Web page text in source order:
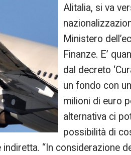
Alitalia, si va
Ministero
Finanze. E’
dal decreto
un fondo con
milioni di euro
alternativa ci
possibilità di
“In considerazione